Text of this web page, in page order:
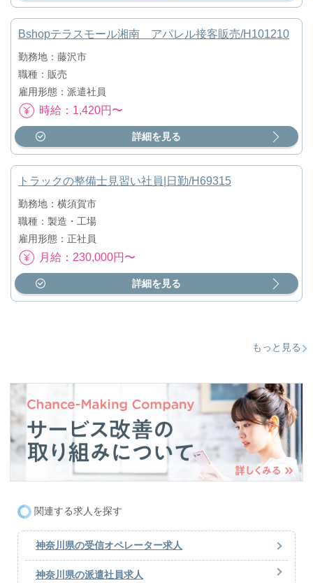
Bshopテラスモール湘南 アパレル接客販売/H101210
勤務地：藤沢市
職種：販売
雇用形態：派遣社員
時給：1,420円〜
詳細を見る
トラックの整備士見習い社員|日勤/H69315
勤務地：横須賀市
職種：製造・工場
雇用形態：正社員
月給：230,000円〜
詳細を見る
もっと見る
関連する求人を探す
神奈川県の受信オペレーター求人
神奈川県の派遣社員求人